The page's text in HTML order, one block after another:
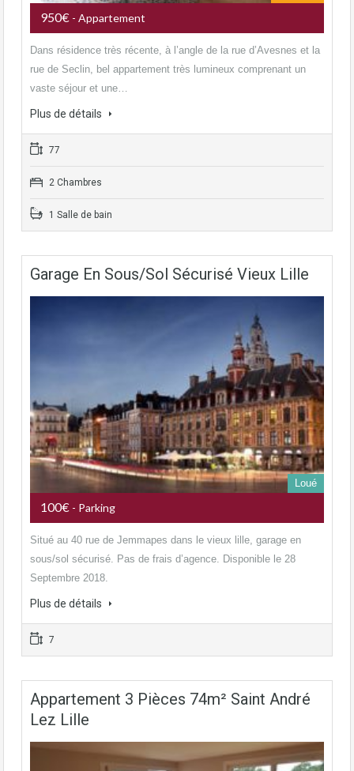
950€ - Appartement
Dans résidence très récente, à l’angle de la rue d’Avesnes et la
rue de Seclin, bel appartement très lumineux comprenant un
vaste séjour et une…
Plus de détails
77
2 Chambres
1 Salle de bain
Garage En Sous/sol Sécurisé Vieux Lille
Loué
100€ - Parking
Situé au 40 rue de Jemmapes dans le vieux lille, garage en
sous/sol sécurisé. Pas de frais d’agence. Disponible le 28
Septembre 2018.
Plus de détails
7
Appartement 3 Pièces 74m² Saint André
Lez Lille